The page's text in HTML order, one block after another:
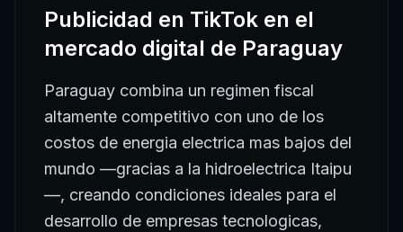
Publicidad en TikTok en el
mercado digital de Paraguay
Paraguay combina un regimen fiscal
altamente competitivo con uno de los
costos de energia electrica mas bajos del
mundo —gracias a la hidroelectrica Itaipu
—, creando condiciones ideales para el
desarrollo de empresas tecnologicas,